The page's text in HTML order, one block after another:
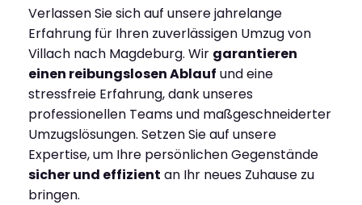
Verlassen Sie sich auf unsere jahrelange
Erfahrung für Ihren zuverlässigen Umzug von
Villach nach Magdeburg. Wir garantieren
einen reibungslosen Ablauf und eine
stressfreie Erfahrung, dank unseres
professionellen Teams und maßgeschneiderter
Umzugslösungen. Setzen Sie auf unsere
Expertise, um Ihre persönlichen Gegenstände
sicher und effizient an Ihr neues Zuhause zu
bringen.